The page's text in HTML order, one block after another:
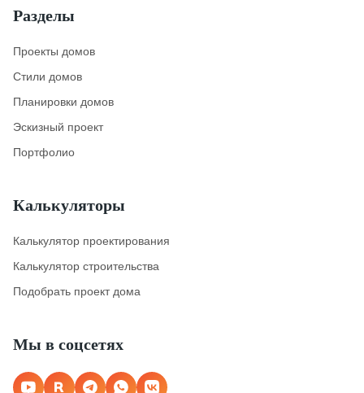
Разделы
Проекты домов
Стили домов
Планировки домов
Эскизный проект
Портфолио
Калькуляторы
Калькулятор проектирования
Калькулятор строительства
Подобрать проект дома
Мы в соцсетях